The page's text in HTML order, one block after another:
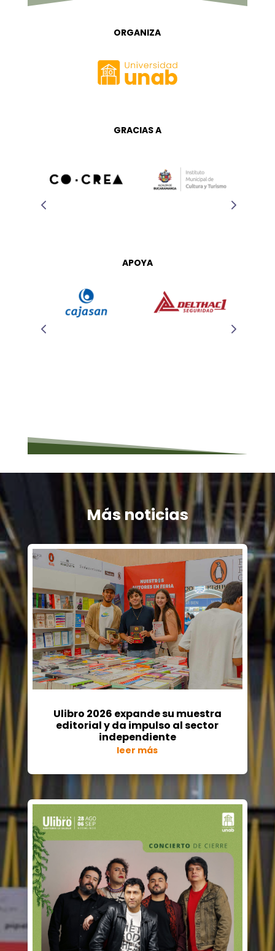
ORGANIZA
GRACIAS A
APOYA
Más noticias
Ulibro 2026 expande su muestra
editorial y da impulso al sector
independiente
leer más